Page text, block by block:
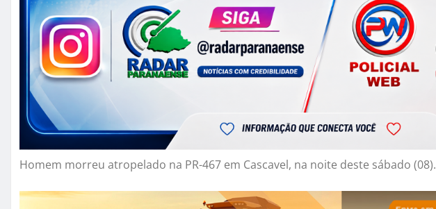
Homem morreu atropelado na PR-467 em Cascavel, na noite deste sábado (08).